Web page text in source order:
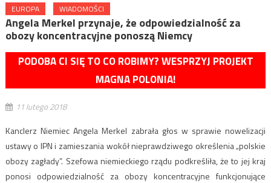
EUROPA WIADOMOŚCI
Angela Merkel przynaje, że odpowiedzialność za
obozy koncentracyjne ponoszą Niemcy
PODOBA CI SIĘ TO CO ROBIMY? WESPRZYJ PROJEKT
MAGNA POLONIA!
11 lutego 2018
Kanclerz Niemiec Angela Merkel zabrała głos w sprawie nowelizacji
ustawy o IPN i zamieszania wokół nieprawdziwego określenia „polskie
obozy zagłady”. Szefowa niemieckiego rządu podkreśliła, że to jej kraj
ponosi odpowiedzialność za obozy koncentracyjne funkcjonujące